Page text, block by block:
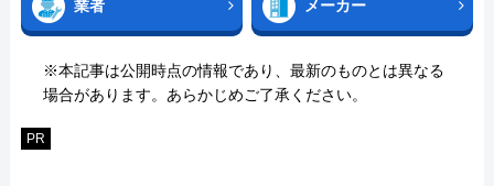
業者 メーカー
※本記事は公開時点の情報であり、最新のものとは異なる
場合があります。あらかじめご了承ください。
PR